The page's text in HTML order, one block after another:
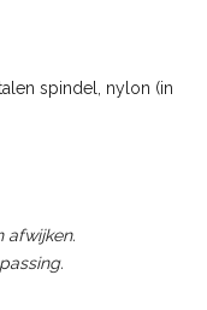
spindel, nylon (in
afwijken.